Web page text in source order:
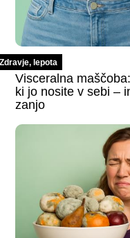
Zdravje, lepota
Visceralna
ki jo nosite v sebi –
zanjo